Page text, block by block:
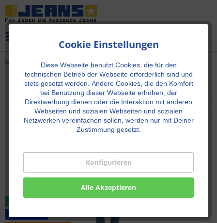
Cookie Einstellungen
Diese Webseite benutzt Cookies, die für den
technischen Betrieb der Webseite erforderlich sind und
stets gesetzt werden. Andere Cookies, die den Komfort
bei Benutzung dieser Webseite erhöhen, der
Direktwerbung dienen oder die Interaktion mit anderen
Webseiten und sozialen Webseiten und sozialen
Netzwerken vereinfachen sollen, werden nur mit Deiner
Zustimmung gesetzt.
Konfigurieren
Alle Akzeptieren
Marken
Filtern